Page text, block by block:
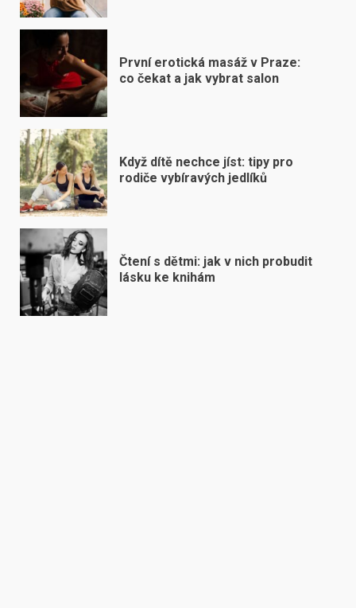
První erotická masáž v Praze:
co čekat a jak vybrat salon
Když dítě nechce jíst: tipy pro
rodiče vybíravých jedlíků
Čtení s dětmi: jak v nich probudit
lásku ke knihám